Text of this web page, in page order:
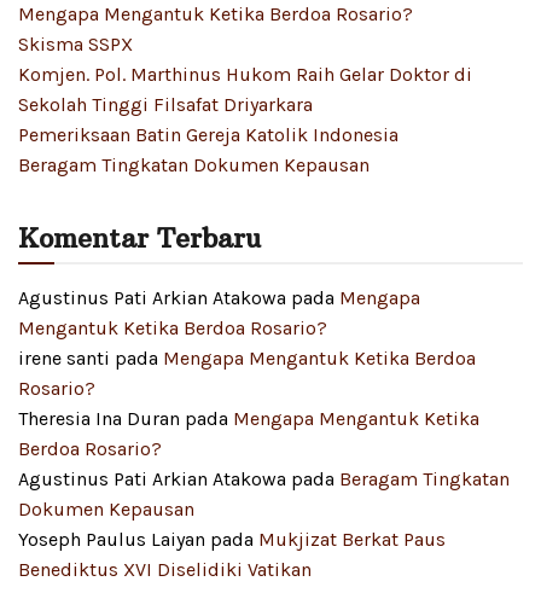
Mengapa Mengantuk Ketika Berdoa Rosario?
Skisma SSPX
Komjen. Pol. Marthinus Hukom Raih Gelar Doktor di
Sekolah Tinggi Filsafat Driyarkara
Pemeriksaan Batin Gereja Katolik Indonesia
Beragam Tingkatan Dokumen Kepausan
Komentar Terbaru
Agustinus Pati Arkian Atakowa pada Mengapa
Mengantuk Ketika Berdoa Rosario?
irene santi pada Mengapa Mengantuk Ketika Berdoa
Rosario?
Theresia Ina Duran pada Mengapa Mengantuk Ketika
Berdoa Rosario?
Agustinus Pati Arkian Atakowa pada Beragam Tingkatan
Dokumen Kepausan
Yoseph Paulus Laiyan pada Mukjizat Berkat Paus
Benediktus XVI Diselidiki Vatikan